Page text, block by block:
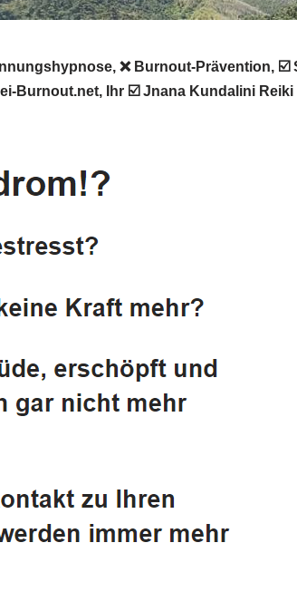
❌ Burnout-Prävention,
Burnout.net, Ihr ☑️ Jnana Kundalini